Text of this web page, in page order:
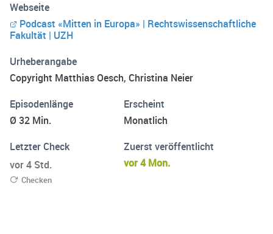
um Europa, die Europäische Integration und die Rolle der
Schweiz. Ein Podcast für alle, die Europa verstehen
wollen. Erscheint monatlich. Hosts: Prof. Matthias Oesch
und Dr. Christina Neier, Universität Zürich Kontakt:
mitten.in.europa(at)ius.uzh.ch
Webseite
Podcast «Mitten in Europa» | Rechtswissenschaftliche
Fakultät | UZH
Urheberangabe
Copyright Matthias Oesch, Christina Neier
Episodenlänge
Ø 32 Min.
Erscheint
Monatlich
Letzter Check
vor 4 Std.
Checken
Zuerst veröffentlicht
vor 4 Mon.